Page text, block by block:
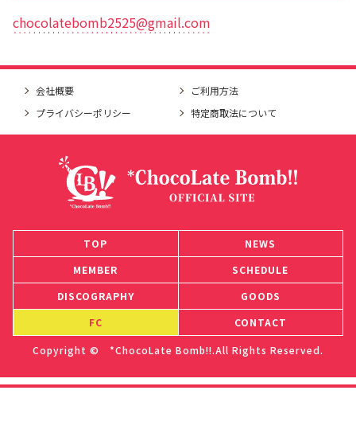
chocolatebomb2525@gmail.com
会社概要
ご利用方法
プライバシーポリシー
特定商取法について
TOP
NEWS
MEMBER
SCHEDULE
DISCOGRAPHY
GOODS
FC
CONTACT
Copyright © *ChocoLate Bomb!!.All Rights Reserved.